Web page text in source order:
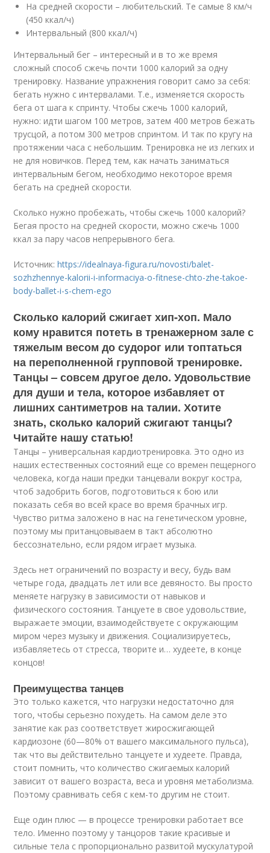
На средней скорости – любительский. Те самые 8 км/ч
(450 ккал/ч)
Интервальный (800 ккал/ч)
Интервальный бег – интересный и в то же время
сложный способ сжечь почти 1000 калорий за одну
тренировку. Название упражнения говорит само за себя:
бегать нужно с интервалами. Т.е., изменяется скорость
бега от шага к спринту. Чтобы сжечь 1000 калорий,
нужно: идти шагом 100 метров, затем 400 метров бежать
трусцой, а потом 300 метров спринтом. И так по кругу на
протяжении часа с небольшим. Тренировка не из легких и
не для новичков. Перед тем, как начать заниматься
интервальным бегом, необходимо некоторое время
бегать на средней скорости.
Сколько нужно пробежать, чтобы сжечь 1000 калорий?
Бегая просто на средней скорости, можно сжечь 1000
ккал за пару часов непрерывного бега.
Источник:https://idealnaya-figura.ru/novosti/balet-
sozhzhennye-kalorii-i-informaciya-o-fitnese-chto-zhe-takoe-
body-ballet-i-s-chem-ego
Сколько калорий сжигает хип-хоп. Мало
кому нравится потеть в тренажерном зале с
тяжелым весом до судорог или топтаться
на переполненной групповой тренировке.
Танцы – совсем другое дело. Удовольствие
для души и тела, которое избавляет от
лишних сантиметров на талии. Хотите
знать, сколько калорий сжигают танцы?
Читайте нашу статью!
Танцы – универсальная кардиотренировка. Это одно из
наших естественных состояний еще со времен пещерного
человека, когда наши предки танцевали вокруг костра,
чтоб задобрить богов, подготовиться к бою или
показать себя во всей красе во время брачных игр.
Чувство ритма заложено в нас на генетическом уровне,
поэтому мы пританцовываем в такт абсолютно
бессознательно, если рядом играет музыка.
Здесь нет ограничений по возрасту и весу, будь вам
четыре года, двадцать лет или все девяносто. Вы просто
меняете нагрузку в зависимости от навыков и
физического состояния. Танцуете в свое удовольствие,
выражаете эмоции, взаимодействуете с окружающим
миром через музыку и движения. Социализируетесь,
избавляетесь от стресса, творите и… худеете, в конце
концов!
Преимущества танцев
Это только кажется, что нагрузки недостаточно для
того, чтобы серьезно похудеть. На самом деле это
занятие как раз соответствует жиросжигающей
кардиозоне (60—80% от вашего максимального пульса),
так что вы действительно танцуете и худеете. Правда,
стоит помнить, что количество сжигаемых калорий
зависит от вашего возраста, веса и уровня метаболизма.
Поэтому сравнивать себя с кем-то другим не стоит.
Еще один плюс — в процессе тренировки работает все
тело. Именно поэтому у танцоров такие красивые и
сильные тела с пропорционально развитой мускулатурой